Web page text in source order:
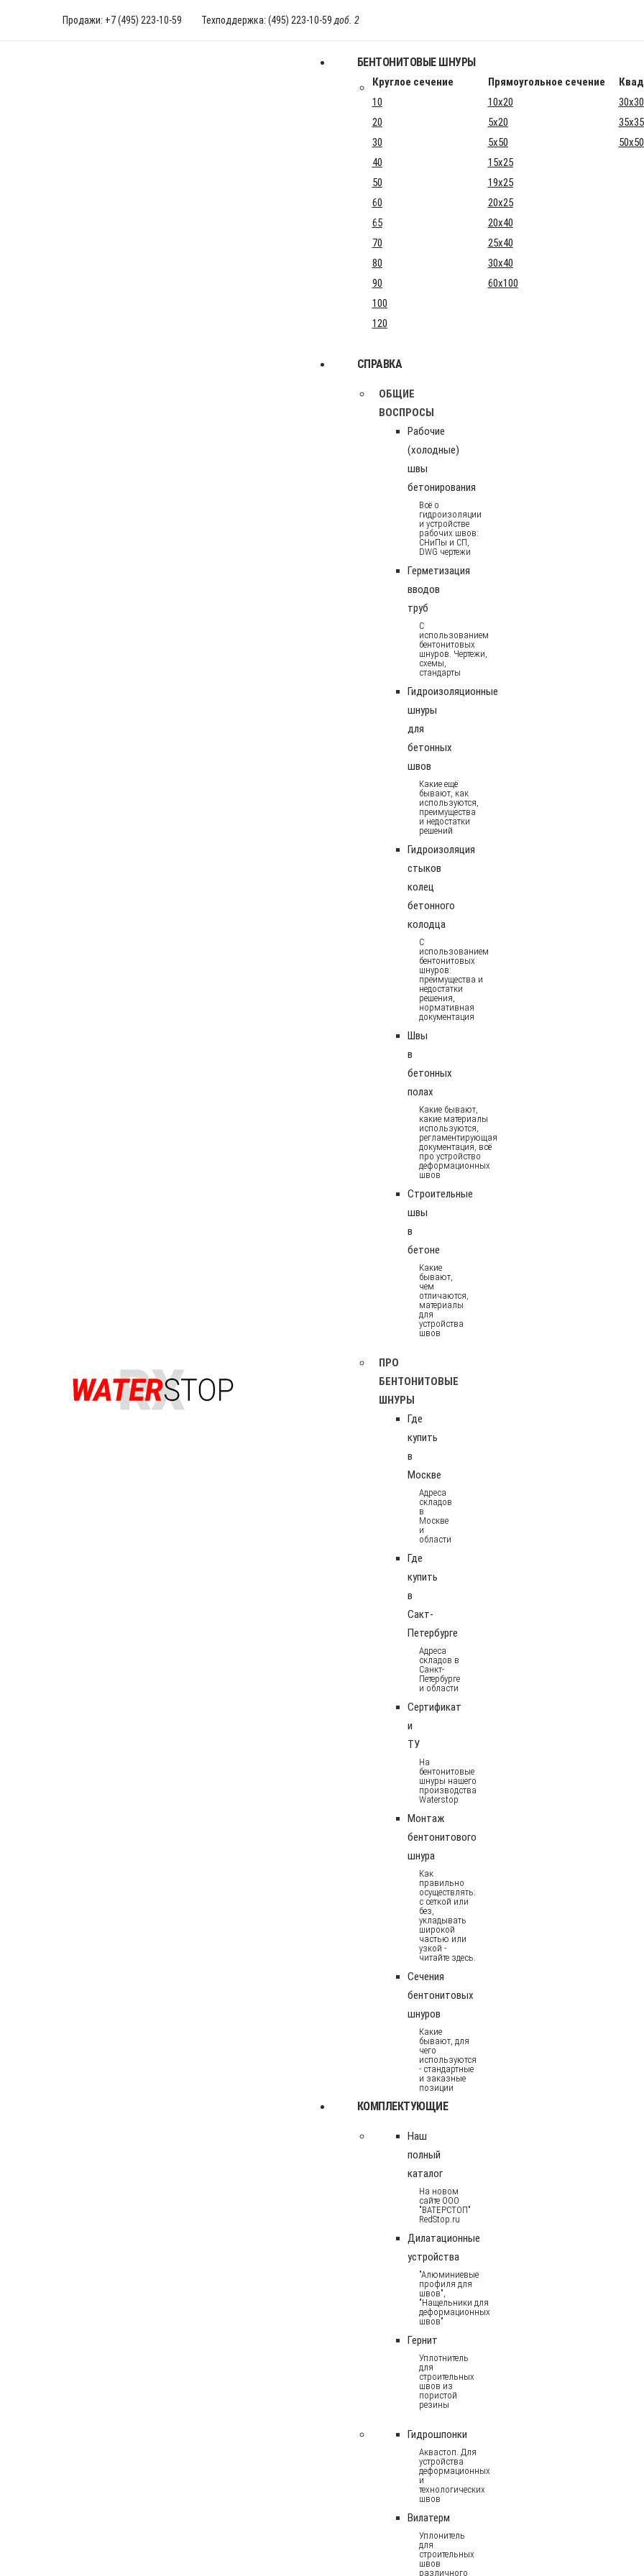
Продажи: +7 (495) 223-10-59 Техподдержка: (495) 223-10-59 доб. 2
БЕНТОНИТОВЫЕ ШНУРЫ
Круглое сечение Прямоугольное сечение
10
10x20
30x30
20
5x20
35x35
30
5x50
50x50
40
15x25
50
19x25
60
20x25
65
20x40
70
25x40
80
30x40
90
60x100
100
120
СПРАВКА
ОБЩИЕ
ВОСПРОСЫ
Рабочие
(холодные)
швы
бетонирования
Всё о
гидроизоляции
и устройстве
рабочих швов:
СНиПы и СП,
DWG чертежи
Герметизация
вводов
труб
С
использованием
бентонитовых
шнуров. Чертежи,
схемы,
стандарты
Гидроизоляционные
шнуры
для
бетонных
швов
Какие ещё
бывают, как
используются,
преимущества
и недостатки
решений
Гидроизоляция
стыков
колец
бетонного
колодца
С
использованием
бентонитовых
шнуров:
преимущества и
недостатки
решения,
нормативная
документация
Швы
в
бетонных
полах
Какие бывают,
какие материалы
используются,
регламентирующая
документация, всё
про устройство
деформационных
швов
Строительные
швы
в
бетоне
Какие
бывают,
чем
отличаются,
материалы
для
устройства
швов
ПРО
БЕНТОНИТОВЫЕ
ШНУРЫ
Где
купить
в
Москве
Адреса
складов
в
Москве
и
области
Где
купить
в
Сакт-
Петербурге
Адреса
складов в
Санкт-
Петербурге
и области
Сертификат
и
ТУ
На
бентонитовые
шнуры нашего
производства
Waterstop
Монтаж
бентонитового
шнура
Как
правильно
осуществлять:
с сеткой или
без,
укладывать
широкой
частью или
узкой -
читайте здесь.
Сечения
бентонитовых
шнуров
Какие
бывают, для
чего
используются
- стандартные
и заказные
позиции
КОМПЛЕКТУЮЩИЕ
Наш
полный
каталог
На новом
сайте ООО
"ВАТЕРСТОП"
RedStop.ru
Дилатационные
устройства
"Алюминиевые
профиля для
швов",
"Нащельники для
деформационных
швов"
Гернит
Уплотнитель
для
строительных
швов из
пористой
резины
Гидрошпонки
Аквастоп. Для
устройства
деформационных
и
технологических
швов
Вилатерм
Уплонитель
для
строительных
швов
различного